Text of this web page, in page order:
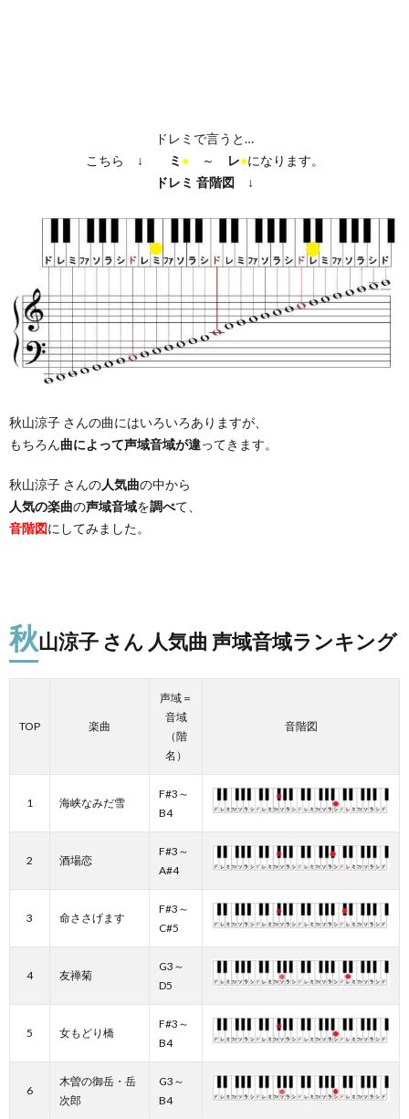
ドレミで言うと…
こちら ↓
ミ ●～ レ●になります。
ドレミ 音階図 ↓
秋山涼子 さんの曲にはいろいろありますが、
もちろん曲によって声域音域が違ってきます。
秋山涼子 さんの人気曲の中から
人気の楽曲の声域音域を調べて、
音階図にしてみました。
秋山涼子 さん 人気曲 声域音域ランキング
TOP 楽曲
声域＝
音域
（階
名）
音階図
1 海峡なみだ雪
F#3～
B4
2 酒場恋
F#3～
A#4
3 命ささげます
F#3～
C#5
4 友禅菊
G3～
D5
5 女もどり橋
F#3～
B4
6
木曽の御岳・岳
次郎
G3～
B4